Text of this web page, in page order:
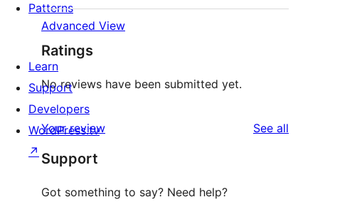
Advanced View
Ratings
No reviews have been submitted yet.
Your review See all
Support
Got something to say? Need help?
Patterns
Learn
Support
Developers
WordPress.tv
↗